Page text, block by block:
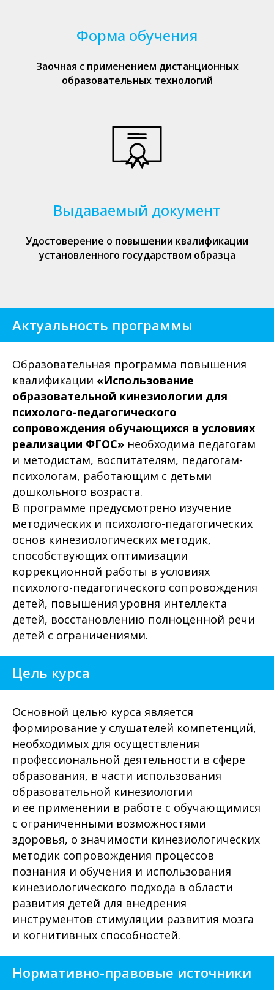
Форма обучения
Заочная с применением дистанционных
образовательных технологий
Выдаваемый документ
Удостоверение о повышении квалификации
установленного государством образца
Актуальность программы
Образовательная программа повышения
квалификации «Использование
образовательной кинезиологии для
психолого-педагогического
сопровождения обучающихся в условиях
реализации ФГОС» необходима педагогам
и методистам, воспитателям, педагогам-
психологам, работающим с детьми
дошкольного возраста.
В программе предусмотрено изучение
методических и психолого-педагогических
основ кинезиологических методик,
способствующих оптимизации
коррекционной работы в условиях
психолого-педагогического сопровождения
детей, повышения уровня интеллекта
детей, восстановлению полноценной речи
детей с ограничениями.
Цель курса
Основной целью курса является
формирование у слушателей компетенций,
необходимых для осуществления
профессиональной деятельности в сфере
образования, в части использования
образовательной кинезиологии
и ее применении в работе с обучающимися
с ограниченными возможностями
здоровья, о значимости кинезиологических
методик сопровождения процессов
познания и обучения и использования
кинезиологического подхода в области
развития детей для внедрения
инструментов стимуляции развития мозга
и когнитивных способностей.
Нормативно-правовые источники